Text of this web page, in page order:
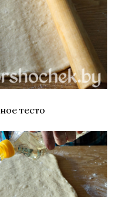
тесто